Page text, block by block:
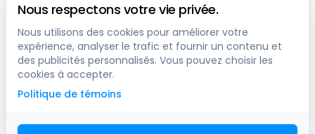
Vancouver
1200 W 73rd Ave #1415, Vancouver, BC, V6P 6G5, Canada
Calgary
444 5 Ave SW #400 Calgary, AB, T2P 2T8, Canada
Nous respectons votre vie privée.
Nous utilisons des cookies pour améliorer votre
expérience, analyser le trafic et fournir un contenu et
des publicités personnalisés. Vous pouvez choisir les
cookies à accepter.
Politique de témoins